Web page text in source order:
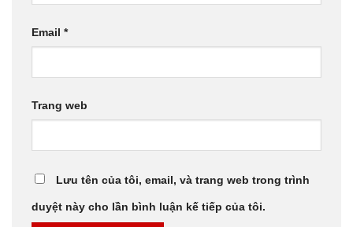
Email *
Trang web
Lưu tên của tôi, email, và trang web trong trình
duyệt này cho lần bình luận kế tiếp của tôi.